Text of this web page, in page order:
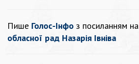
Пише Голос-Інфо з посиланням на
обласної рад Назарія Івніва